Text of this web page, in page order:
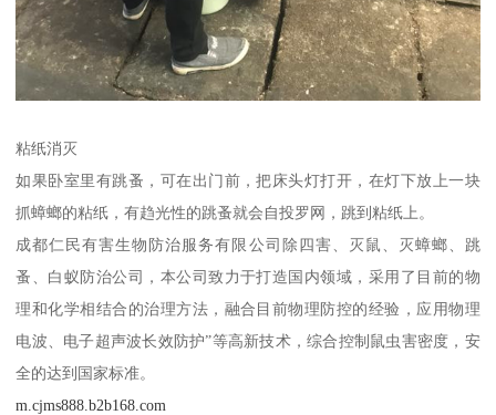
粘纸消灭
如果卧室里有跳蚤，可在出门前，把床头灯打开，在灯下放上一块
抓蟑螂的粘纸，有趋光性的跳蚤就会自投罗网，跳到粘纸上。
成都仁民有害生物防治服务有限公司除四害、灭鼠、灭蟑螂、跳
蚤、白蚁防治公司，本公司致力于打造国内领域，采用了目前的物
理和化学相结合的治理方法，融合目前物理防控的经验，应用物理
电波、电子超声波长效防护”等高新技术，综合控制鼠虫害密度，安
全的达到国家标准。
m.cjms888.b2b168.com